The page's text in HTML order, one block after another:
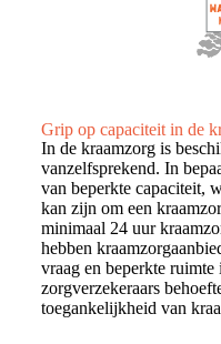
Grip op capaciteit in de
In de kraamzorg is
vanzelfsprekend. In
van beperkte capaciteit,
kan zijn om een
minimaal 24 uur
hebben
vraag en beperkte
zorgverzekeraars
toegankelijkheid van